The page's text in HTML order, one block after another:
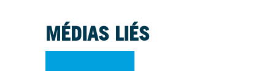
MÉDIAS LIÉS